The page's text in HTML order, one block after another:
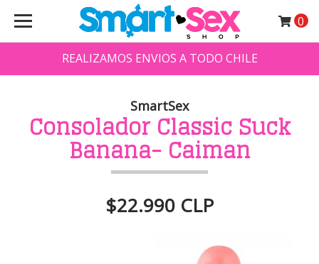
REALIZAMOS ENVIOS A TODO CHILE
0
SmartSex
Consolador Classic Suck
Banana- Caiman
$22.990 CLP